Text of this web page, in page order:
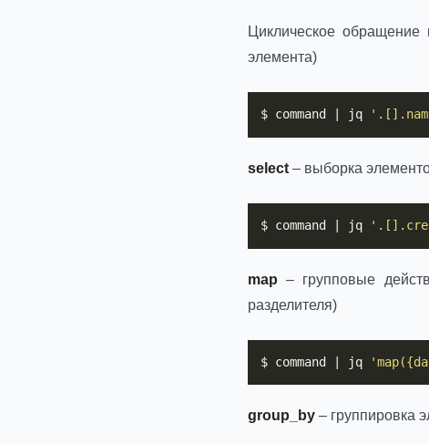
Циклическое
элемента)
$ command | jq
select – выборка
$ command | jq
map – групповые
разделителя)
$ command | jq
group_by – группировка